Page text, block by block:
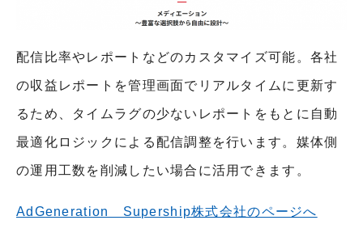
配信比率やレポートなどのカスタマイズ可能。各社
の収益レポートを管理画面でリアルタイムに更新す
るため、タイムラグの少ないレポートをもとに自動
最適化ロジックによる配信調整を行います。媒体側
の運用工数を削減したい場合に活用できます。
AdGeneration Supership株式会社のページへ